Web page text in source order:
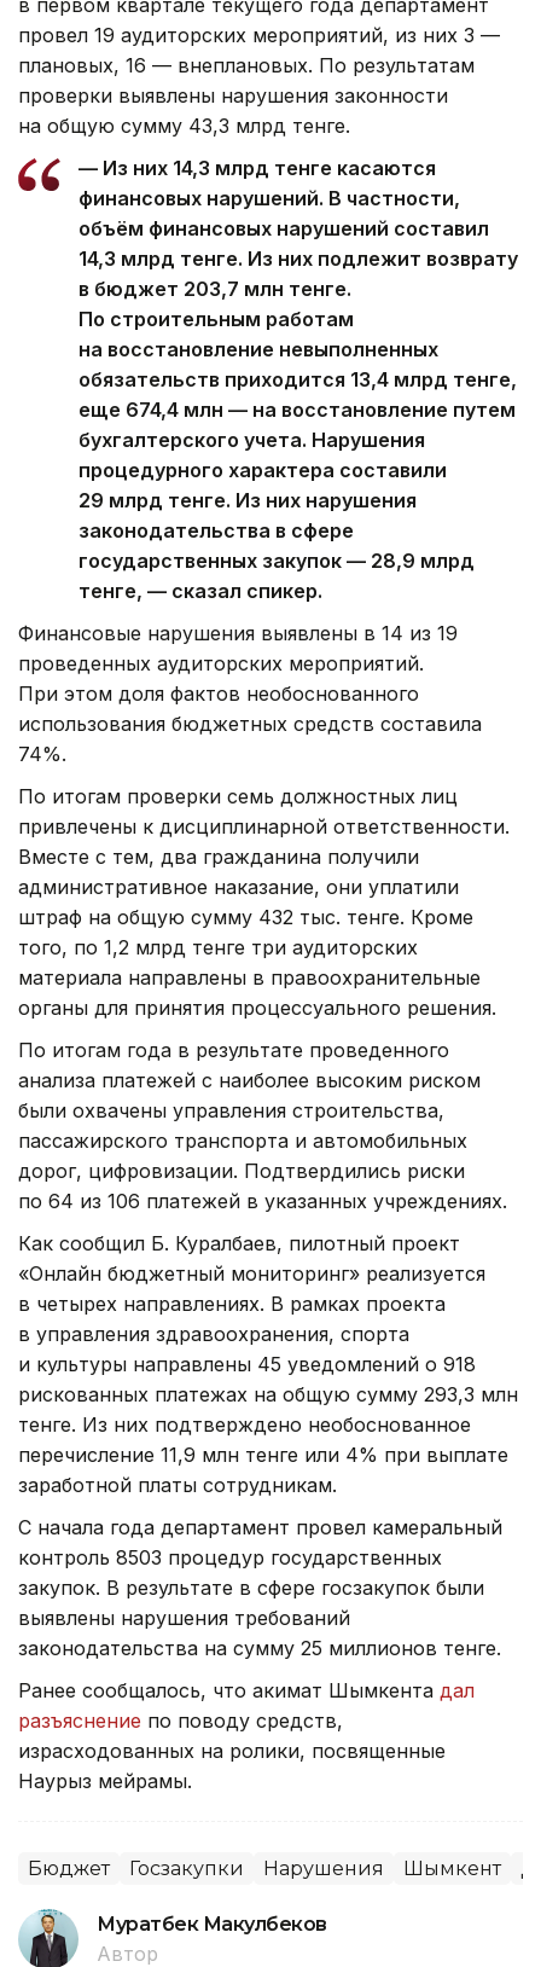
провел 19 аудиторских мероприятий, из них 3 —
плановых, 16 — внеплановых. По результатам
проверки выявлены нарушения законности
на общую сумму 43,3 млрд тенге.
— Из них 14,3 млрд тенге касаются
финансовых нарушений. В частности,
объём финансовых нарушений составил
14,3 млрд тенге. Из них подлежит возврату
в бюджет 203,7 млн тенге.
По строительным работам
на восстановление невыполненных
обязательств приходится 13,4 млрд тенге,
еще 674,4 млн — на восстановление путем
бухгалтерского учета. Нарушения
процедурного характера составили
29 млрд тенге. Из них нарушения
законодательства в сфере
государственных закупок — 28,9 млрд
тенге, — сказал спикер.
Финансовые нарушения выявлены в 14 из 19
проведенных аудиторских мероприятий.
При этом доля фактов необоснованного
использования бюджетных средств составила
74%.
По итогам проверки семь должностных лиц
привлечены к дисциплинарной ответственности.
Вместе с тем, два гражданина получили
административное наказание, они уплатили
штраф на общую сумму 432 тыс. тенге. Кроме
того, по 1,2 млрд тенге три аудиторских
материала направлены в правоохранительные
органы для принятия процессуального решения.
По итогам года в результате проведенного
анализа платежей с наиболее высоким риском
были охвачены управления строительства,
пассажирского транспорта и автомобильных
дорог, цифровизации. Подтвердились риски
по 64 из 106 платежей в указанных учреждениях.
Как сообщил Б. Куралбаев, пилотный проект
«Онлайн бюджетный мониторинг» реализуется
в четырех направлениях. В рамках проекта
в управления здравоохранения, спорта
и культуры направлены 45 уведомлений о 918
рискованных платежах на общую сумму 293,3 млн
тенге. Из них подтверждено необоснованное
перечисление 11,9 млн тенге или 4% при выплате
заработной платы сотрудникам.
С начала года департамент провел камеральный
контроль 8503 процедур государственных
закупок. В результате в сфере госзакупок были
выявлены нарушения требований
законодательства на сумму 25 миллионов тенге.
Ранее сообщалось, что акимат Шымкента дал
разъяснение по поводу средств,
израсходованных на ролики, посвященные
Наурыз мейрамы.
Бюджет Госзакупки Нарушения Шымкент
Муратбек Макулбеков
Автор